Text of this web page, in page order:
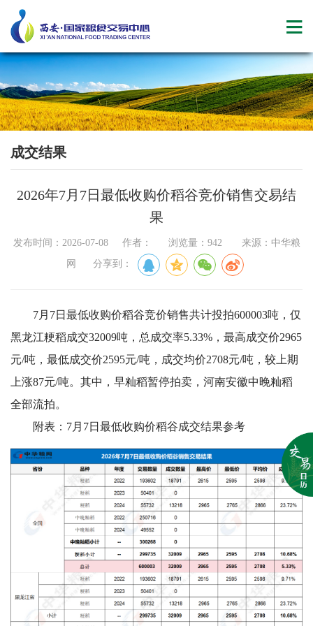
成交结果
2026年7月7日最低收购价稻谷竞价销售交易结
果
发布时间：2026-07-08 作者： 浏览量：942 来源：中华粮
网 分享到：
7月7日最低收购价稻谷竞价销售共计投拍600003吨，仅
黑龙江粳稻成交32009吨，总成交率5.33%，最高成交价2965
元/吨，最低成交价2595元/吨，成交均价2708元/吨，较上期
上涨87元/吨。其中，早籼稻暂停拍卖，河南安徽中晚籼稻
全部流拍。
附表：7月7日最低收购价稻谷成交结果参考